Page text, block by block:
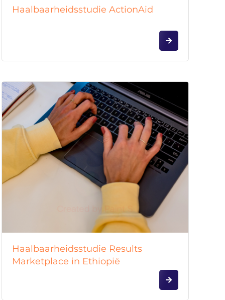
Haalbaarheidsstudie ActionAid
Haalbaarheidsstudie Results
Marketplace in Ethiopië